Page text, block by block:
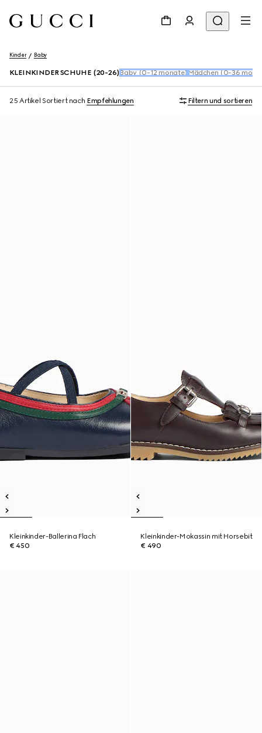
Kinder Baby
KLEINKINDER SCHUHE (20-26) Baby (0-12 monate) Mädchen (0-36
25 Artikel Sortiert nach Empfehlungen Filtern und sortieren
Kleinkinder-Ballerina Flach
€ 450
Kleinkinder-Mokassin mit Horsebit
€ 490